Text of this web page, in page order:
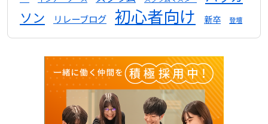
ソン
リレーブログ 初心者向け 新卒 登壇